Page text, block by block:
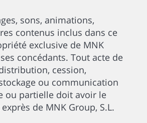
sons, animations,
contenus inclus dans ce
exclusive de MNK
concédants. Tout acte de
cession,
ou communication
ou partielle doit avoir le
de MNK Group, S.L.